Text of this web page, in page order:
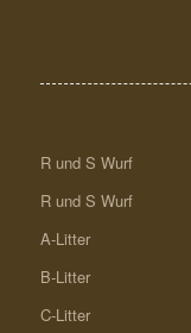
R und S Wurf
R und S Wurf
A-Litter
B-Litter
C-Litter